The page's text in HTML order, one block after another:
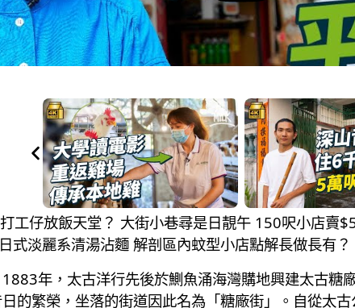
工仔放飯天堂？ 大街小巷尋是日靚午 150呎小店賣
式淡麗系清湯沾麵 解剖區內蚊型小店點解長做長有？
年，太古洋行先後於鰂魚涌海灣購地興建太古糖
的繁榮，坐落的街道因此名為「糖廠街」。自從太